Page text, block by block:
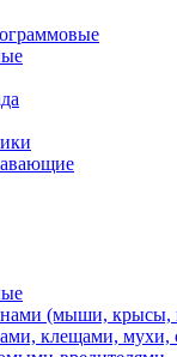
(мыши, крысы,
клещами, мухи,